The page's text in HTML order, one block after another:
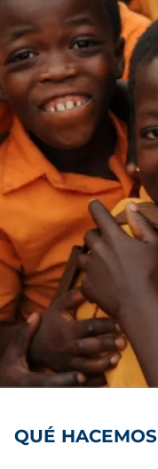
QUÉ HACEMOS